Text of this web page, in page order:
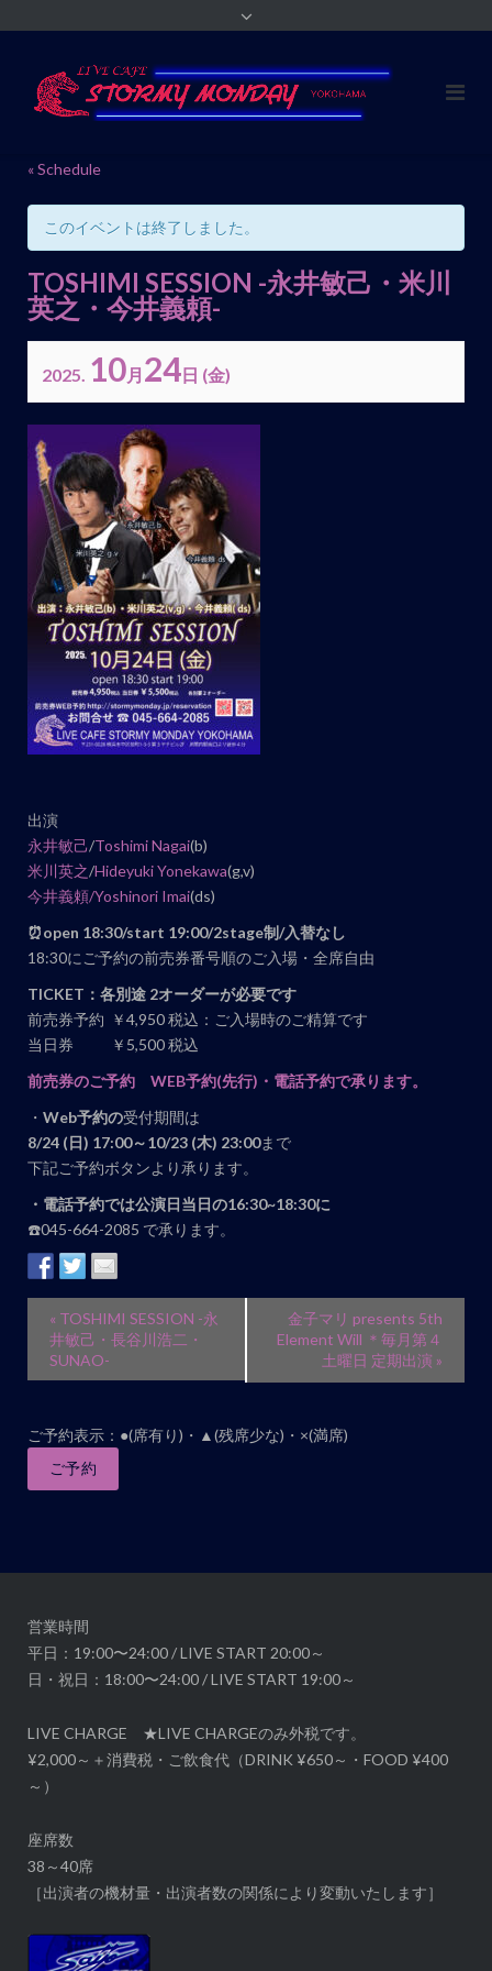
« Schedule
このイベントは終了しました。
TOSHIMI SESSION -永井敏己・米川
英之・今井義頼-
2025. 10月 24日 (金)
イ
ベ
ン
ト
ナ
ビ
ゲ
ー
ョ
ン
出演
永井敏己/Toshimi Nagai(b)
米川英之/Hideyuki Yonekawa(g,v)
今井義頼/Yoshinori Imai(ds)
⏰open 18:30/start 19:00/2stage制/入替なし
18:30にご予約の前売券番号順のご入場・全席自由
TICKET：各別途 2オーダーが必要です
前売券予約 ￥4,950 税込：ご入場時のご精算です
当日券 ￥5,500 税込
前売券のご予約 WEB予約(先行)・電話予約で承ります。
・ Web予約の受付期間は
8/24 (日) 17:00～10/23 (木) 23:00まで
下記ご予約ボタンより承ります。
・電話予約では公演日当日の16:30~18:30に
☎️045-664-2085 で承ります。
ナ
ビ
ゲ
ョ
« TOSHIMI SESSION -永
井敏己・長谷川浩二・
SUNAO-
金子マリ presents 5th
Element Will ＊毎月第４
土曜日 定期出演 »
ご予約表示：●(席有り)・▲(残席少な)・×(満席)
ご予約
営業時間
平日：19:00〜24:00 / LIVE START 20:00～
日・祝日：18:00〜24:00 / LIVE START 19:00～
LIVE CHARGE ★LIVE CHARGEのみ外税です。
¥2,000～＋消費税・ご飲食代（DRINK ¥650～・FOOD ¥400
～）
座席数
38～40席
［出演者の機材量・出演者数の関係により変動いたします］